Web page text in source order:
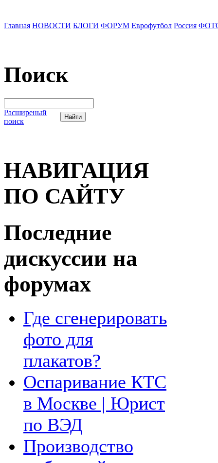
Главная НОВОСТИ БЛОГИ ФОРУМ Еврофутбол Россия
Поиск
Расширеный
поиск
НАВИГАЦИЯ
ПО САЙТУ
Последние
дискуссии на
форумах
Где сгенерировать
фото для
плакатов?
Оспаривание КТС
в Москве | Юрист
по ВЭД
Производство